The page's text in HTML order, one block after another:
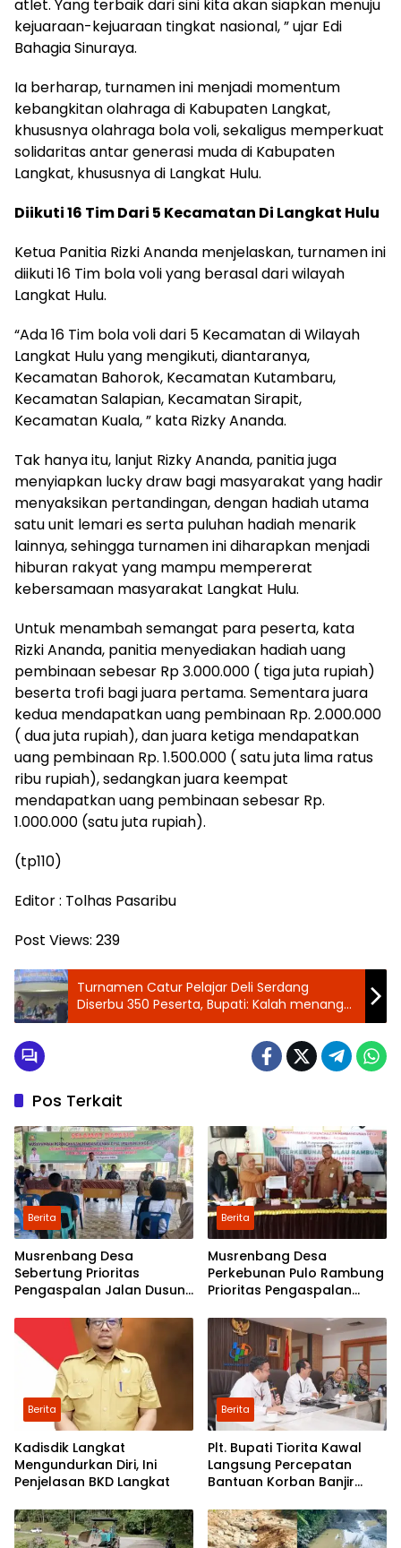
atlet. Yang terbaik dari sini kita akan siapkan menuju
kejuaraan-kejuaraan tingkat nasional, ” ujar Edi
Bahagia Sinuraya.
Ia berharap, turnamen ini menjadi momentum
kebangkitan olahraga di Kabupaten Langkat,
khususnya olahraga bola voli, sekaligus memperkuat
solidaritas antar generasi muda di Kabupaten
Langkat, khususnya di Langkat Hulu.
Diikuti 16 Tim Dari 5 Kecamatan Di Langkat Hulu
Ketua Panitia Rizki Ananda menjelaskan, turnamen ini
diikuti 16 Tim bola voli yang berasal dari wilayah
Langkat Hulu.
“Ada 16 Tim bola voli dari 5 Kecamatan di Wilayah
Langkat Hulu yang mengikuti, diantaranya,
Kecamatan Bahorok, Kecamatan Kutambaru,
Kecamatan Salapian, Kecamatan Sirapit,
Kecamatan Kuala, ” kata Rizky Ananda.
Tak hanya itu, lanjut Rizky Ananda, panitia juga
menyiapkan lucky draw bagi masyarakat yang hadir
menyaksikan pertandingan, dengan hadiah utama
satu unit lemari es serta puluhan hadiah menarik
lainnya, sehingga turnamen ini diharapkan menjadi
hiburan rakyat yang mampu mempererat
kebersamaan masyarakat Langkat Hulu.
Untuk menambah semangat para peserta, kata
Rizki Ananda, panitia menyediakan hadiah uang
pembinaan sebesar Rp 3.000.000 ( tiga juta rupiah)
beserta trofi bagi juara pertama. Sementara juara
kedua mendapatkan uang pembinaan Rp. 2.000.000
( dua juta rupiah), dan juara ketiga mendapatkan
uang pembinaan Rp. 1.500.000 ( satu juta lima ratus
ribu rupiah), sedangkan juara keempat
mendapatkan uang pembinaan sebesar Rp.
1.000.000 (satu juta rupiah).
(tp110)
Editor : Tolhas Pasaribu
Post Views: 239
Turnamen Catur Pelajar Deli Serdang
Diserbu 350 Peserta, Bupati: Kalah menang
itu biasa, Junjung tinggi sportivitas
Pos Terkait
Berita
Musrenbang Desa
Sebertung Prioritas
Pengaspalan Jalan Dusun
Berita
Musrenbang Desa
Perkebunan Pulo Rambung
Prioritas Pengaspalan
Dusun Pondok Boyan
Berita
Kadisdik Langkat
Mengundurkan Diri, Ini
Penjelasan BKD Langkat
Berita
Plt. Bupati Tiorita Kawal
Langsung Percepatan
Bantuan Korban Banjir